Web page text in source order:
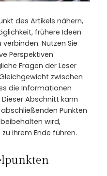
des Artikels nähern,
frühere Ideen
Nutzen Sie
Perspektiven
Fragen der Leser
zwischen
die Informationen
Abschnitt kann
Punkten
wird,
ihrem Ende führen.